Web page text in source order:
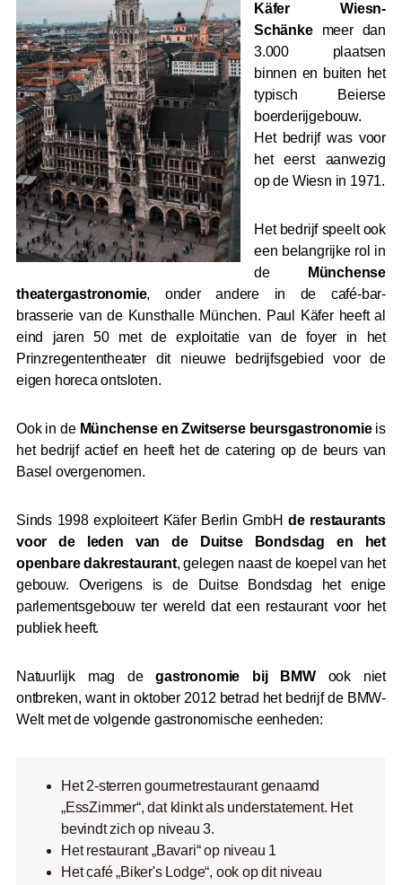
Käfer Wiesn-
Schänkemeer dan
3.000 plaatsen
binnen en buiten het
typisch Beierse
boerderijgebouw.
Het bedrijf was voor
het eerst aanwezig
op de Wiesn in 1971.
Het bedrijf speelt ook
een belangrijke rol in
de
Münchense
theatergastronomie, onder andere in de café-bar-
brasserie van de Kunsthalle München. Paul Käfer heeft al
eind jaren 50 met de exploitatie van de foyer in het
Prinzregententheater dit nieuwe bedrijfsgebied voor de
eigen horeca ontsloten.
Ook in de Münchense en Zwitserse beursgastronomieis
het bedrijf actief en heeft het de catering op de beurs van
Basel overgenomen.
Sinds 1998 exploiteert Käfer Berlin GmbHde restaurants
voor de leden van de Duitse Bondsdag en het
openbare dakrestaurant, gelegen naast de koepel van het
gebouw. Overigens is de Duitse Bondsdag het enige
parlementsgebouw ter wereld dat een restaurant voor het
publiek heeft.
Natuurlijk mag degastronomie bij BMWook niet
ontbreken, want in oktober 2012 betrad het bedrijf de BMW-
Welt met de volgende gastronomische eenheden:
Het 2-sterren gourmetrestaurant genaamd
„EssZimmer“, dat klinkt als understatement. Het
bevindt zich op niveau 3.
Het restaurant „Bavari“ op niveau 1
Het café „Biker's Lodge“, ook op dit niveau